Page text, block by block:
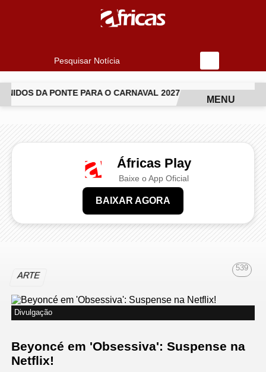
Pesquisar Notícia
DA PONTE PARA O CARNAVAL 2027 ISABEL FILLARDIS
MENU
Áfricas Play
Baixe o App Oficial
BAIXAR AGORA
ARTE
539
Divulgação
Beyoncé em 'Obsessiva': Suspense na
Netflix!